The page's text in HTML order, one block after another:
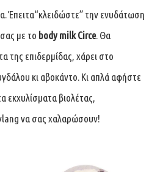
Έπειτα“κλειδώστε” την ενυδάτωση
με το body milk Circe. Θα
της επιδερμίδας, χάρει στο
κι αβοκάντο. Κι απλά αφήστε
εκχυλίσματα βιολέτας,
να σας χαλαρώσουν!